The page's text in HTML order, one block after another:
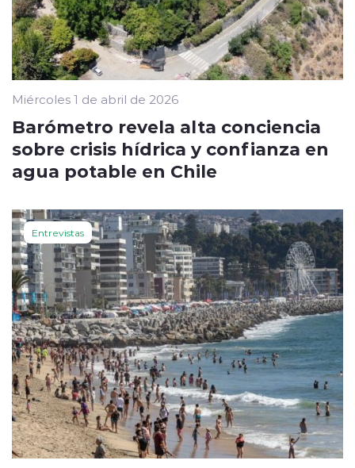
Miércoles 1 de abril de 2026
Barómetro revela alta conciencia
sobre crisis hídrica y confianza en
agua potable en Chile
Entrevistas